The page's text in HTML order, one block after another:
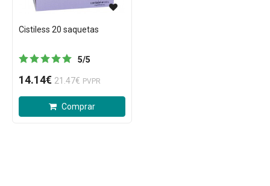
Cistiless 20 saquetas
5/5
14.14€ 21.47€ PVPR
Comprar